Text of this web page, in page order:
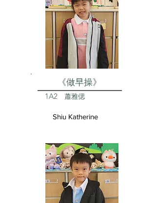
《做早操》
1A2 蕭雅偲
Shiu Katherine